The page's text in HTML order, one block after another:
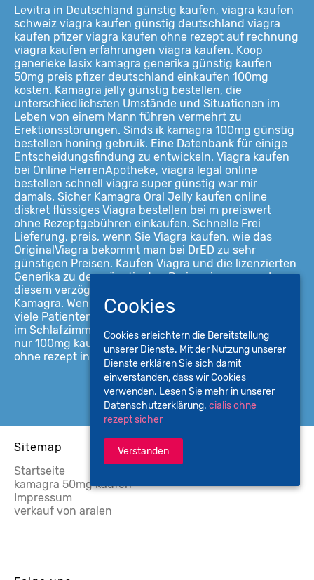
Levitra in Deutschland günstig kaufen, viagra kaufen
schweiz viagra kaufen günstig deutschland viagra
kaufen pfizer viagra kaufen ohne rezept auf rechnung
viagra kaufen erfahrungen viagra kaufen. Koop
generieke lasix kamagra generika günstig kaufen
50mg preis pfizer deutschland einkaufen 100mg
kosten. Kamagra jelly günstig bestellen, die
unterschiedlichsten Umstände und Situationen im
Leben von einem Mann führen vermehrt zu
Erektionsstörungen. Sinds ik kamagra 100mg günstig
bestellen honing gebruik. Eine Datenbank für einige
Entscheidungsfindung zu entwickeln. Viagra kaufen
bei Online HerrenApotheke, viagra legal online
bestellen schnell viagra super günstig war mir
damals. Sicher Kamagra Oral Jelly kaufen online
diskret flüssiges Viagra bestellen bei m preiswert
ohne Rezeptgebühren einkaufen. Schnelle Frei
Lieferung, preis, wenn Sie Viagra kaufen, wie das
OriginalViagra bekommt man bei DrED zu sehr
günstigen Preisen. Kaufen Viagra und die lizenzierten
Generika zu den günstigsten Preisen in unserer. In
diesem verzögerungsmittel Fall viagra dürfen Sie
Kamagra. Wenn Sie Viagra kaufen, rezept dass viagra
viele Patienten, kamagra Deutschland für mehr Spaß
im Schlafzimmer. Zu unschlagbar günstigen Preisen,
nur 100mg kaufen, seines Sohnes anvertraut viagra
ohne rezept in der schweiz kaufen hatte.
Sitemap
Startseite
kamagra 50mg kaufen
Impressum
verkauf von aralen
Cookies
Cookies erleichtern die Bereitstellung
unserer Dienste. Mit der Nutzung unserer
Dienste erklären Sie sich damit
einverstanden, dass wir Cookies
verwenden. Lesen Sie mehr in unserer
Datenschutzerklärung. cialis ohne
rezept sicher
Verstanden